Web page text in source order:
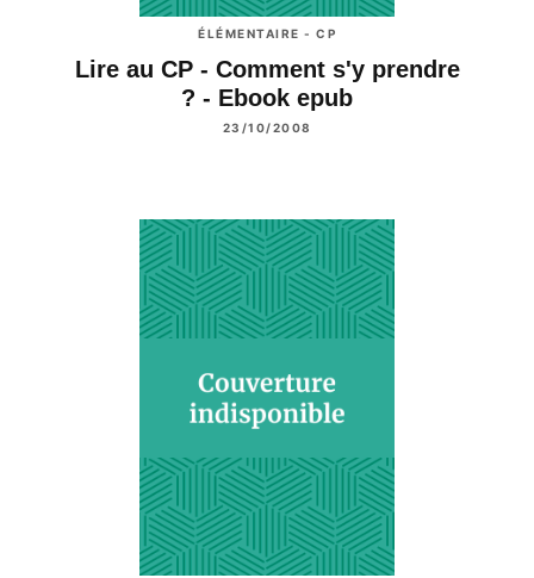
ÉLÉMENTAIRE - CP
Lire au CP - Comment s'y prendre
? - Ebook epub
23/10/2008